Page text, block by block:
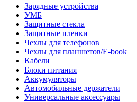
Зарядные устройства
УМБ
Защитные стекла
Защитные пленки
Чехлы для телефонов
Чехлы для планшетов/E-book
Кабели
Блоки питания
Аккумуляторы
Автомобильные держатели
Универсальные аксессуары